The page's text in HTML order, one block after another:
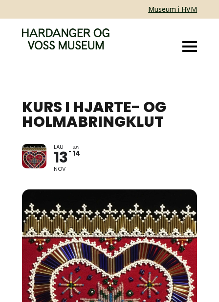
Museum i HVM
KURS I HJARTE- OG
HOLMABRINGKLUT
LAU
13
NOV
SUN
14